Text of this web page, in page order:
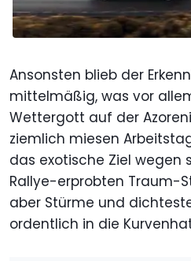
Ansonsten blieb der
mittelmäßig, was vor
Wettergott auf der
ziemlich miesen
das exotische Ziel wegen
Rallye-erprobten Traum-
aber Stürme und
ordentlich in die